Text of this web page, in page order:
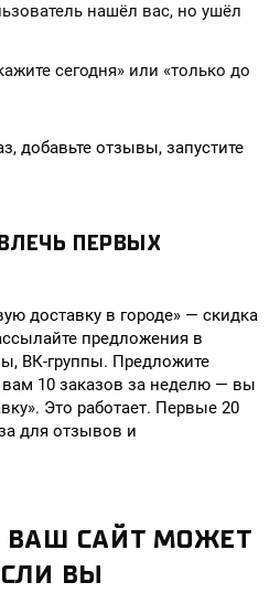
нашёл вас, но ушёл
сегодня» или «только до
добавьте отзывы, запустите
ПЕРВЫХ
доставку в городе» — скидка
предложения в
ВК-группы. Предложите
10 заказов за неделю — вы
Это работает. Первые 20
для отзывов и
ВАШ САЙТ МОЖЕТ
ВЫ